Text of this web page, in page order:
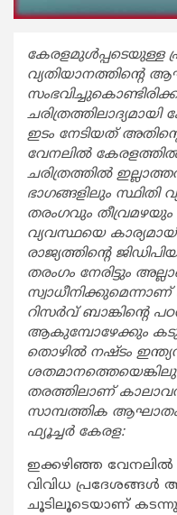
കേരളമുള്‍പ്പടെയുള്ള
വ്യതിയാനത്തിന്റെ
ഇടം നേടിയത്
വേനലില്‍
ചരിത്രത്തില്‍
ഭാഗങ്ങളിലും സ്ഥിതി
തരംഗവും തീവ്രമഴയും
വ്യവസ്ഥയെ
രാജ്യത്തിന്റെ
തരംഗം നേരിട്ടും
റിസര്‍വ് ബാങ്കിന്റെ
ആകുമ്പോഴേക്കും
തൊഴില്‍ നഷ്ടം
തരത്തിലാണ്
സാമ്പത്തിക
ഫ്യൂച്ചര്‍ കേരള:
ഇക്കഴിഞ്ഞ വേനലില്‍
വിവിധ പ്രദേശങ്ങള്‍
ചൂടിലൂടെയാണ്